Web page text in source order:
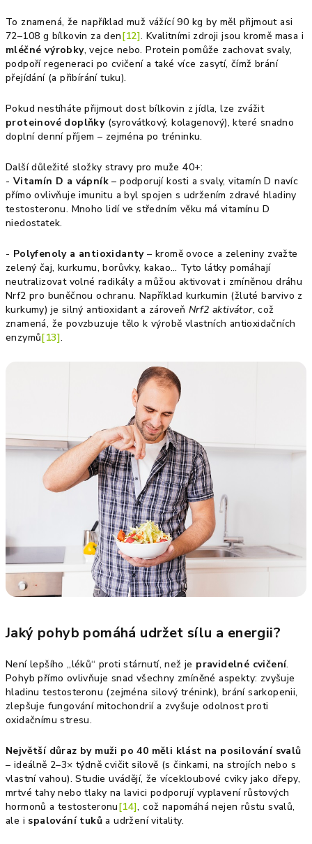
To znamená, že například muž vážící 90 kg by měl přijmout asi
72–108 g bílkovin za den[12]. Kvalitními zdroji jsou kromě masa i
mléčné výrobky, vejce nebo. Protein pomůže zachovat svaly,
podpoří regeneraci po cvičení a také více zasytí, čímž brání
přejídání (a přibírání tuku).
Pokud nestíháte přijmout dost bílkovin z jídla, lze zvážit
proteinové doplňky(syrovátkový, kolagenový), které snadno
doplní denní příjem – zejména po tréninku.
Další důležité složky stravy pro muže 40+:
- Vitamín D a vápník – podporují kosti a svaly, vitamín D navíc
přímo ovlivňuje imunitu a byl spojen s udržením zdravé hladiny
testosteronu. Mnoho lidí ve středním věku má vitamínu D
niedostatek.
- Polyfenoly a antioxidanty– kromě ovoce a zeleniny zvažte
zelený čaj, kurkumu, borůvky, kakao… Tyto látky pomáhají
neutralizovat volné radikály a můžou aktivovat i zmíněnou dráhu
Nrf2 pro buněčnou ochranu. Například kurkumin (žluté barvivo z
kurkumy) je silný antioxidant a zároveň Nrf2 aktivátor, což
znamená, že povzbuzuje tělo k výrobě vlastních antioxidačních
enzymů[13].
Jaký pohyb pomáhá udržet sílu a energii?
Není lepšího „léků“ proti stárnutí, než je pravidelné cvičení.
Pohyb přímo ovlivňuje snad všechny zmíněné aspekty: zvyšuje
hladinu testosteronu (zejména silový trénink), brání sarkopenii,
zlepšuje fungování mitochondrií a zvyšuje odolnost proti
oxidačnímu stresu.
Největší důraz by muži po 40 měli klást na posilování svalů
– ideálně 2–3× týdně cvičit silově (s činkami, na strojích nebo s
vlastní vahou). Studie uvádějí, že vícekloubové cviky jako dřepy,
mrtvé tahy nebo tlaky na lavici podporují vyplavení růstových
hormonů a testosteronu[14], což napomáhá nejen růstu svalů,
ale i spalování tuků a udržení vitality.